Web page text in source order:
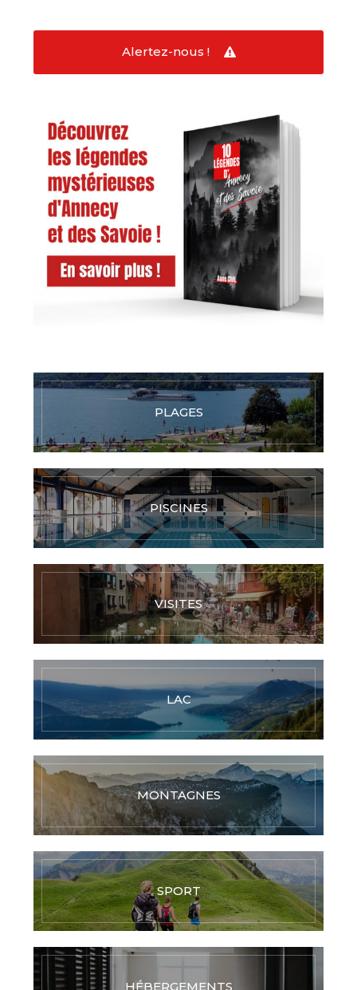
Alertez-nous !
PLAGES
PISCINES
VISITES
LAC
MONTAGNES
SPORT
HÉBERGEMENTS